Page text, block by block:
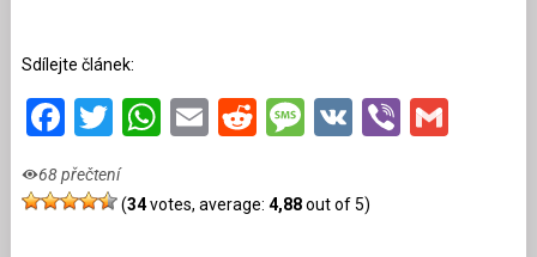
Sdílejte článek:
Facebook
Twitter
WhatsApp
EmailRedditMessage
VKViber
68 přečtení
(34votes, average: 4,88out of 5)